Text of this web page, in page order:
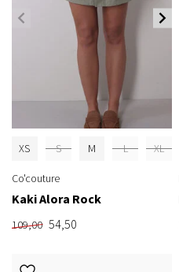
XS S M L XL
Co'couture
Kaki Alora Rock
109,00 54,50